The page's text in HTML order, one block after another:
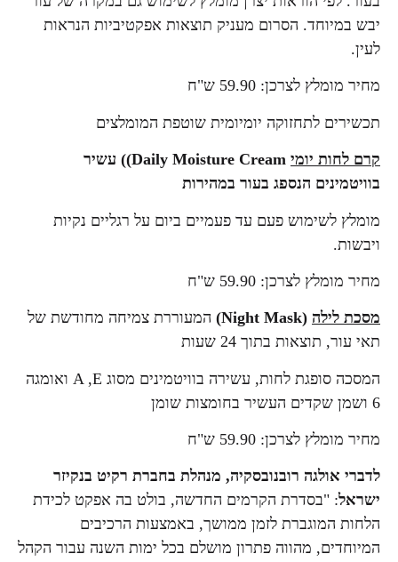
יבש במיוחד. הסרום מעניק תוצאות אפקטיביות הנראות
לעין.
מחיר מומלץ לצרכן: 59.90 ש"ח
תכשירים לתחזוקה יומיומית שוטפת המומלצים
קרם לחות יומי
Daily Moisture Cream)) עשיר
בוויטמינים הנספג בעור במהירות
מומלץ לשימוש פעם עד פעמיים ביום על רגליים נקיות
ויבשות.
מחיר מומלץ לצרכן: 59.90 ש"ח
מסכת לילה (Night Mask)
המעוררת צמיחה מחודשת של
תאי עור, תוצאות בתוך 24 שעות
המסכה סופגת לחות, עשירה בוויטמינים מסוג A ,E ואומגה
מחיר מומלץ לצרכן: 59.90 ש"ח
לדברי אולגה רובנובסקיה, מנהלת בחברת רקיט בנקיזר
ישראל: "בסדרת הקרמים החדשה, בולט בה אפקט לכידת
הלחות המוגברת לזמן ממושך, באמצעות הרכיבים
המיוחדים, מהווה פתרון מושלם בכל ימות השנה עבור הקהל